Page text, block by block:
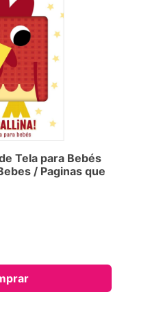
Tela para Bebés
/ Paginas que